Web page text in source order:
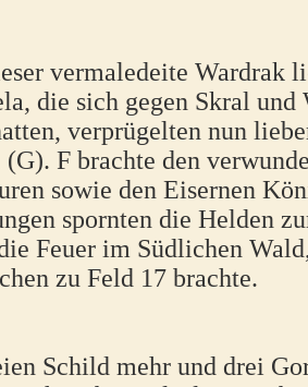
vermaledeite Wardrak
die sich gegen Skral und
verprügelten nun
F brachte den
sowie den Eisernen
spornten die Helden
Feuer im Südlichen
zu Feld 17 brachte.
Schild mehr und drei